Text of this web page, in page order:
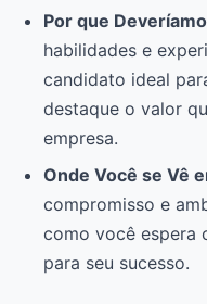
Por que
habilidades e
candidato ideal
destaque o valor
empresa.
Onde Você se Vê
compromisso e
como você espera
para seu sucesso.